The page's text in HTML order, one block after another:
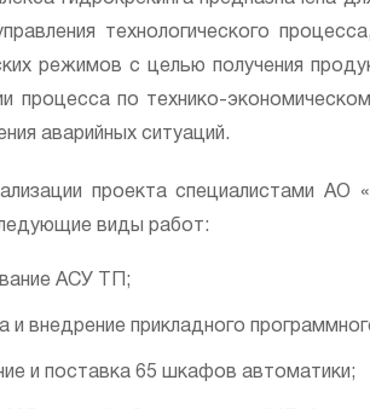
технологического
режимов с целью получения
процесса по технико-
аварийных ситуаций.
проекта специалистами АО
виды работ:
АСУ ТП;
и внедрение прикладного
и поставка 65 шкафов автоматики;